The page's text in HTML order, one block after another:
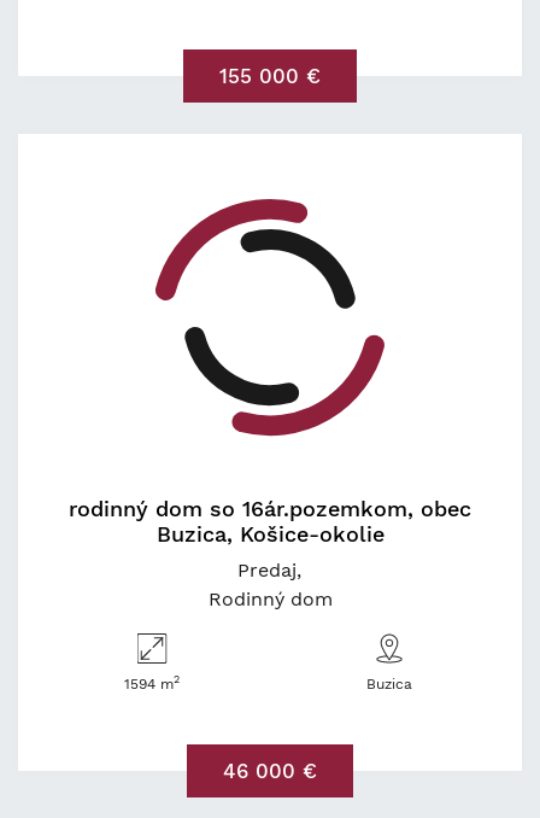
155 000 €
rodinný dom so 16ár.pozemkom, obec
Buzica, Košice-okolie
Predaj
Rodinný dom
1594 m2 Buzica
46 000 €